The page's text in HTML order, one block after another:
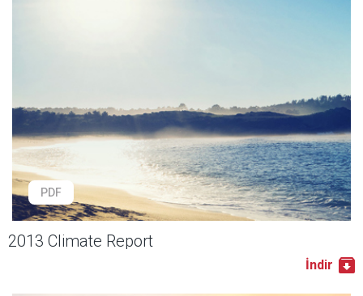
PDF
2013 Climate Report
İndir